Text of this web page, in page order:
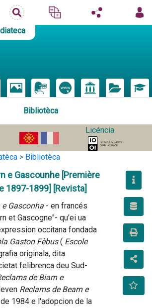
Bibliotèca
Licéncia
> Bibliotèca
e Gascounhe [Première
1897-1899] [Revista]
e Gasconha - en francés
et Gascogne"- qu'ei ua
occitana fondada
Gaston Fèbus ( Escole
originala, dita
felibrenca deu Sud-
de Biarn e
Reclams de Bearn e
1984 e l'adopcion de la